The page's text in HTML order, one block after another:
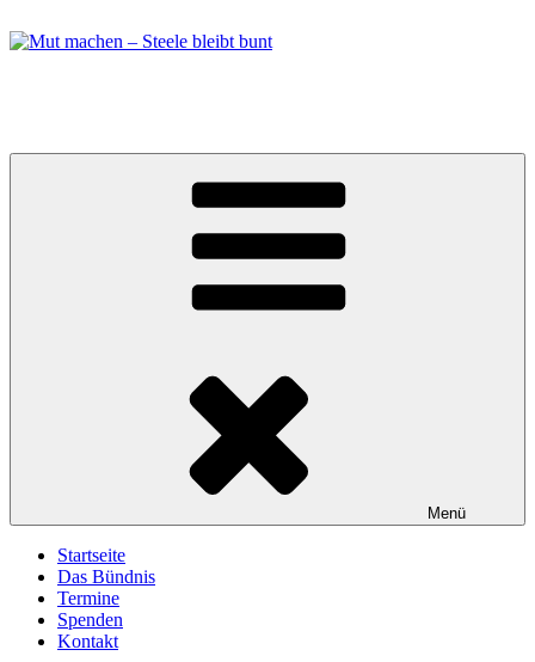
Inhalt
Menü
Startseite
Das Bündnis
Termine
Spenden
Kontakt